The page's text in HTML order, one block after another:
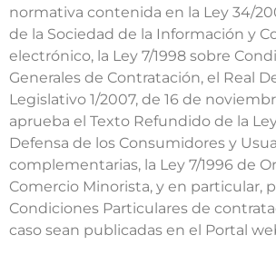
normativa contenida en la Ley 34/
de la Sociedad de la Información y
electrónico, la Ley 7/1998 sobre
Generales de Contratación, el Real
Legislativo 1/2007, de 16 de
aprueba el Texto Refundido de la
Defensa de los Consumidores y
complementarias, la Ley 7/1996 de
Comercio Minorista, y en particular,
Condiciones Particulares de
caso sean publicadas en el Portal